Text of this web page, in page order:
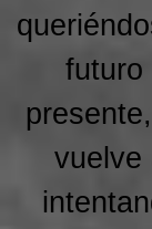
futuro
vuelve